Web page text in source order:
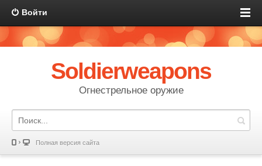
Войти
Soldierweapons
Огнестрельное оружие
Полная версия сайта